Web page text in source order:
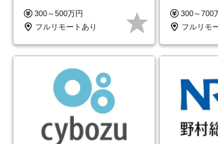
◆5年目まで必ず昇給
300～500万円
フルリモートあり
#最大1年の
300～700
フルリモ